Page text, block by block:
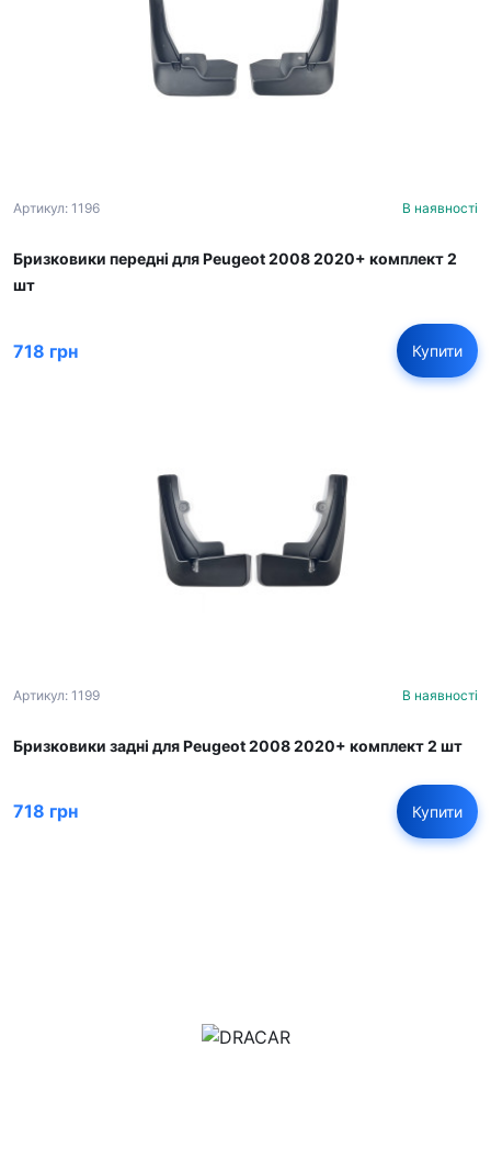
Артикул: 1196 В наявності
Бризковики передні для Peugeot 2008 2020+ комплект 2
шт
718 грн Купити
Артикул: 1199 В наявності
Бризковики задні для Peugeot 2008 2020+ комплект 2 шт
718 грн Купити